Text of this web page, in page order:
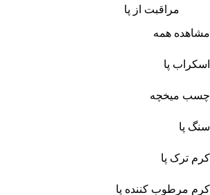
مراقبت از پا
مشاهده همه
اسکراب پا
چسب میخچه
سنگ پا
کرم ترک پا
کرم مرطوب کننده پا